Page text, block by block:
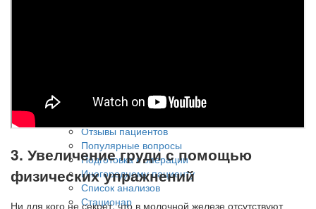
Лицензии
Отзывы пациентов
Популярные вопросы
Подготовка к операции
Иногороднему пациенту
Список анализов
Стационар
3. Увеличение груди с помощью
физических упражнений
Ни для кого не секрет, что в молочной железе отсутствуют